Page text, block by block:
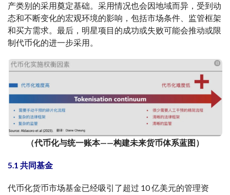
产类别的采用奠定基础。采用情况也会因地域而异，受到动
态和不断变化的宏观环境的影响，包括市场条件、监管框架
和买方需求。最后，明星项目的成功或失败可能会推动或限
制代币化的进一步采用。
（代币化与统一账本——构建未来货币体系蓝图）
5.1 共同基金
代币化货币市场基金已经吸引了超过 10 亿美元的管理资